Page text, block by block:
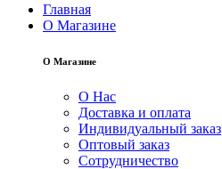
Главная
О Магазине
О Магазине
О Нас
Доставка и оплата
Индивидуальный заказ
Оптовый заказ
Сотрудничество